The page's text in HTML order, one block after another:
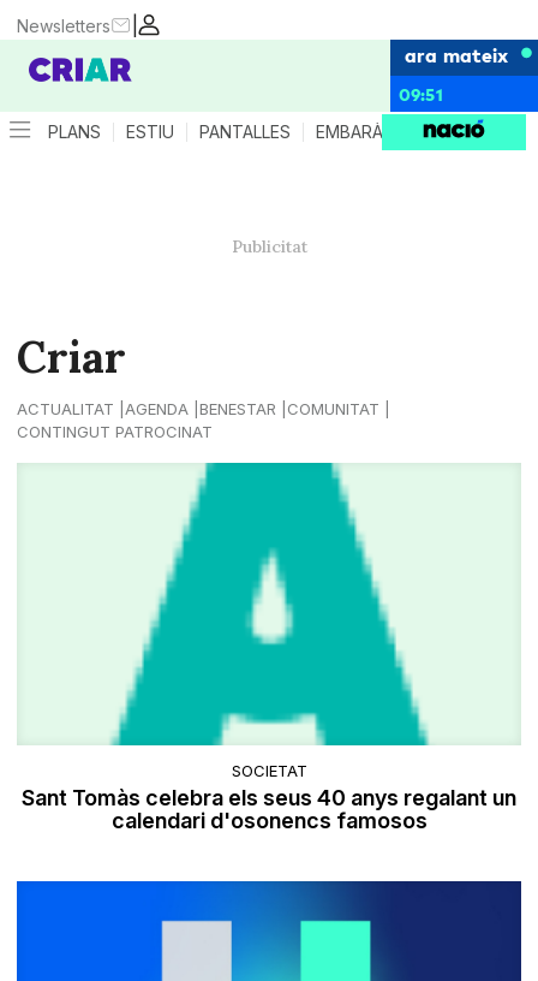
|
Newsletters
ara mateix
09:51
PLANS ESTIU PANTALLES EMBARÀS CRIANÇA
Criar
ACTUALITAT AGENDA BENESTAR
COMUNITAT
CONTINGUT PATROCINAT
SOCIETAT
Sant Tomàs celebra els seus 40 anys regalant un
calendari d'osonencs famosos